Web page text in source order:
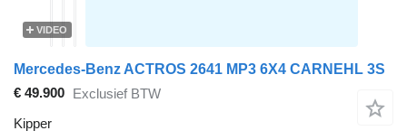
VIDEO
Mercedes-Benz ACTROS 2641 MP3 6X4 CARNEHL 3S
€ 49.900 Exclusief BTW
Kipper